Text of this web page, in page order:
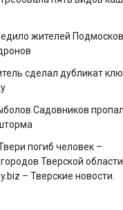
жителей
сделал дубликат
Садовников
погиб человек –
Тверской области
– Тверские новости.
новости. Новости.